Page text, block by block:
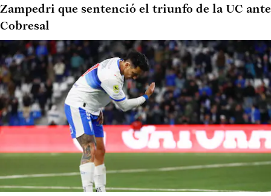
Zampedri que sentenció el triunfo de la UC ante
Cobresal